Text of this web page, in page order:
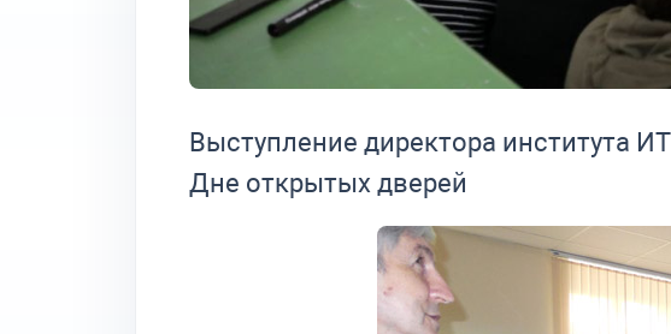
Выступление директора института
Дне открытых дверей